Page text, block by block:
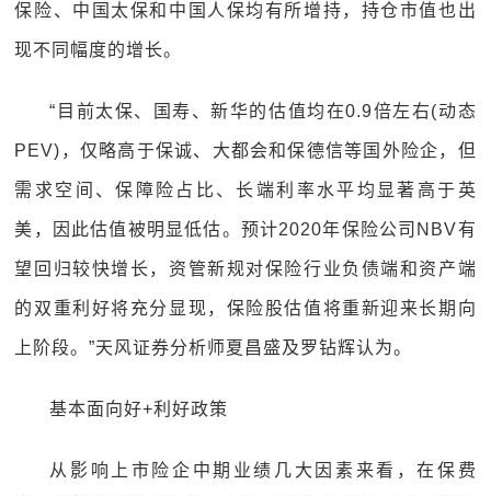
保险、中国太保和中国人保均有所增持，持仓市值也出
现不同幅度的增长。
“目前太保、国寿、新华的估值均在0.9倍左右(动态
PEV)，仅略高于保诚、大都会和保德信等国外险企，但
需求空间、保障险占比、长端利率水平均显著高于英
美，因此估值被明显低估。预计2020年保险公司NBV有
望回归较快增长，资管新规对保险行业负债端和资产端
的双重利好将充分显现，保险股估值将重新迎来长期向
上阶段。”天风证券分析师夏昌盛及罗钻辉认为。
基本面向好+利好政策
从影响上市险企中期业绩几大因素来看，在保费